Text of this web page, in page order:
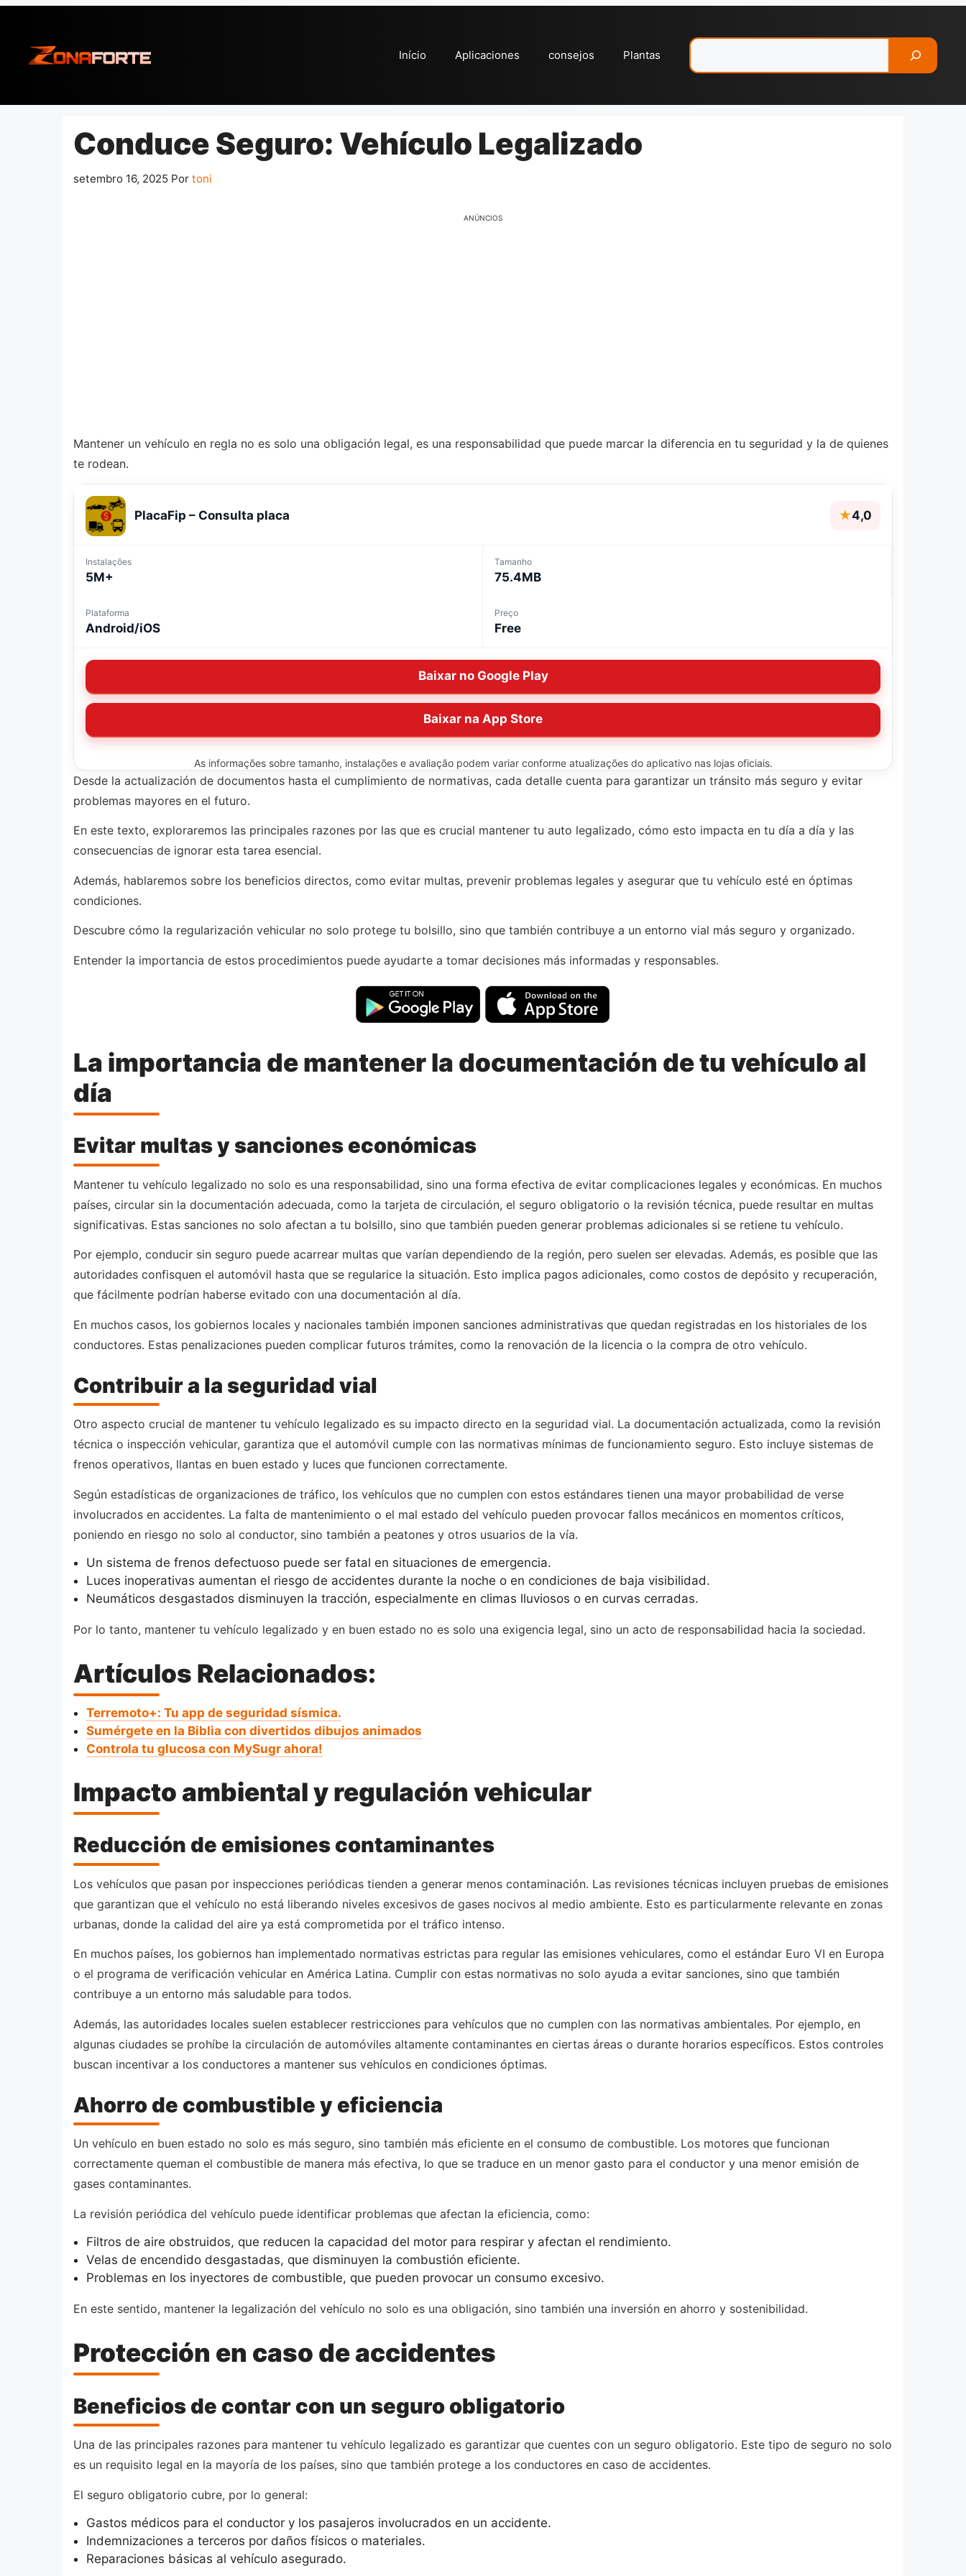
conteúdo
Início Aplicaciones consejos Plantas
Conduce Seguro: Vehículo Legalizado
setembro 16, 2025 Por toni
ANÚNCIOS
Mantener un vehículo en regla no es solo una obligación legal, es una responsabilidad que puede marcar la diferencia en tu seguridad y la de quienes
te rodean.
PlacaFip – Consulta placa ★4,0
Instalações
5M+
Tamanho
75.4MB
Plataforma
Android/iOS
Preço
Free
Baixar no Google Play
Baixar na App Store
As informações sobre tamanho, instalações e avaliação podem variar conforme atualizações do aplicativo nas lojas oficiais.
Desde la actualización de documentos hasta el cumplimiento de normativas, cada detalle cuenta para garantizar un tránsito más seguro y evitar
problemas mayores en el futuro.
En este texto, exploraremos las principales razones por las que es crucial mantener tu auto legalizado, cómo esto impacta en tu día a día y las
consecuencias de ignorar esta tarea esencial.
Además, hablaremos sobre los beneficios directos, como evitar multas, prevenir problemas legales y asegurar que tu vehículo esté en óptimas
condiciones.
Descubre cómo la regularización vehicular no solo protege tu bolsillo, sino que también contribuye a un entorno vial más seguro y organizado.
Entender la importancia de estos procedimientos puede ayudarte a tomar decisiones más informadas y responsables.
La importancia de mantener la documentación de tu vehículo al
día
Evitar multas y sanciones económicas
Mantener tu vehículo legalizado no solo es una responsabilidad, sino una forma efectiva de evitar complicaciones legales y económicas. En muchos
países, circular sin la documentación adecuada, como la tarjeta de circulación, el seguro obligatorio o la revisión técnica, puede resultar en multas
significativas. Estas sanciones no solo afectan a tu bolsillo, sino que también pueden generar problemas adicionales si se retiene tu vehículo.
Por ejemplo, conducir sin seguro puede acarrear multas que varían dependiendo de la región, pero suelen ser elevadas. Además, es posible que las
autoridades confisquen el automóvil hasta que se regularice la situación. Esto implica pagos adicionales, como costos de depósito y recuperación,
que fácilmente podrían haberse evitado con una documentación al día.
En muchos casos, los gobiernos locales y nacionales también imponen sanciones administrativas que quedan registradas en los historiales de los
conductores. Estas penalizaciones pueden complicar futuros trámites, como la renovación de la licencia o la compra de otro vehículo.
Contribuir a la seguridad vial
Otro aspecto crucial de mantener tu vehículo legalizado es su impacto directo en la seguridad vial. La documentación actualizada, como la revisión
técnica o inspección vehicular, garantiza que el automóvil cumple con las normativas mínimas de funcionamiento seguro. Esto incluye sistemas de
frenos operativos, llantas en buen estado y luces que funcionen correctamente.
Según estadísticas de organizaciones de tráfico, los vehículos que no cumplen con estos estándares tienen una mayor probabilidad de verse
involucrados en accidentes. La falta de mantenimiento o el mal estado del vehículo pueden provocar fallos mecánicos en momentos críticos,
poniendo en riesgo no solo al conductor, sino también a peatones y otros usuarios de la vía.
Un sistema de frenos defectuoso puede ser fatal en situaciones de emergencia.
Luces inoperativas aumentan el riesgo de accidentes durante la noche o en condiciones de baja visibilidad.
Neumáticos desgastados disminuyen la tracción, especialmente en climas lluviosos o en curvas cerradas.
Por lo tanto, mantener tu vehículo legalizado y en buen estado no es solo una exigencia legal, sino un acto de responsabilidad hacia la sociedad.
Artículos Relacionados:
Terremoto+: Tu app de seguridad sísmica.
Sumérgete en la Biblia con divertidos dibujos animados
Controla tu glucosa con MySugr ahora!
Impacto ambiental y regulación vehicular
Reducción de emisiones contaminantes
Los vehículos que pasan por inspecciones periódicas tienden a generar menos contaminación. Las revisiones técnicas incluyen pruebas de emisiones
que garantizan que el vehículo no está liberando niveles excesivos de gases nocivos al medio ambiente. Esto es particularmente relevante en zonas
urbanas, donde la calidad del aire ya está comprometida por el tráfico intenso.
En muchos países, los gobiernos han implementado normativas estrictas para regular las emisiones vehiculares, como el estándar Euro VI en Europa
o el programa de verificación vehicular en América Latina. Cumplir con estas normativas no solo ayuda a evitar sanciones, sino que también
contribuye a un entorno más saludable para todos.
Además, las autoridades locales suelen establecer restricciones para vehículos que no cumplen con las normativas ambientales. Por ejemplo, en
algunas ciudades se prohíbe la circulación de automóviles altamente contaminantes en ciertas áreas o durante horarios específicos. Estos controles
buscan incentivar a los conductores a mantener sus vehículos en condiciones óptimas.
Ahorro de combustible y eficiencia
Un vehículo en buen estado no solo es más seguro, sino también más eficiente en el consumo de combustible. Los motores que funcionan
correctamente queman el combustible de manera más efectiva, lo que se traduce en un menor gasto para el conductor y una menor emisión de
gases contaminantes.
La revisión periódica del vehículo puede identificar problemas que afectan la eficiencia, como:
Filtros de aire obstruidos, que reducen la capacidad del motor para respirar y afectan el rendimiento.
Velas de encendido desgastadas, que disminuyen la combustión eficiente.
Problemas en los inyectores de combustible, que pueden provocar un consumo excesivo.
En este sentido, mantener la legalización del vehículo no solo es una obligación, sino también una inversión en ahorro y sostenibilidad.
Protección en caso de accidentes
Beneficios de contar con un seguro obligatorio
Una de las principales razones para mantener tu vehículo legalizado es garantizar que cuentes con un seguro obligatorio. Este tipo de seguro no solo
es un requisito legal en la mayoría de los países, sino que también protege a los conductores en caso de accidentes.
El seguro obligatorio cubre, por lo general:
Gastos médicos para el conductor y los pasajeros involucrados en un accidente.
Indemnizaciones a terceros por daños físicos o materiales.
Reparaciones básicas al vehículo asegurado.